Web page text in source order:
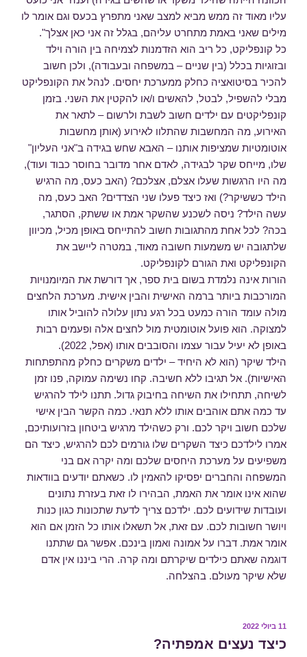
עליו מאוד זה ממש מביא למצב שאני מתפרץ בכעס וגם אומר לו
מילים שאני באמת מתחרט עליהם, בגלל זה אני כאן אצלך".
כל קונפליקט, כל ריב הוא הזדמנות לצמיחה בין הורה וילד
ובזוגיות בכלל (בין שניים – במשפחה ובעבודה), ולכן חשוב
להכיר בסיטואציה כחלק ממערכת יחסים. לנהל את הקונפליקט
מבלי להשפיל, לבטל, להאשים ו/או להקטין את השני. בזמן
קונפליקטים עם ילדים חשוב לשבת ולרשום – לתאר את
האירוע, מה המחשבות שהתלוו לאירוע (אותן מחשבות
אוטומטיות שמציפות אותנו – האבא שחש בגידה ב"אני העליון"
שלו, מייחס שקר לבגידה, לאדם אחר מדובר בחוסר כבוד ועוד),
מה היו הרגשות שעלו אצלם, אצלכם? (האב כעס, מה הרגיש
הילד כששיקר?) ואז כיצד פעלו שני הצדדים? האב כעס, מה
עשה הילד? ניסה לשכנע שהשקר אמת או ששתק, הסתגר,
בכה? לכל אחת מהתגובות חשוב להתייחס באופן מכיל, מכיוון
שלתגובה יש משמעות חשובה מאוד, במטרה ליישב את
הקונפליקט ואת הגורם לקונפליקט.
הורות אינה נלמדת בשום בית ספר, אך דורשת את המיומנויות
המורכבות ביותר ברמה האישית והבין אישית. מערכת הלחצים
מולה עומד הורה כמעט בכל רגע נתון עלולה להוביל אותו
למצוקה. הוא פועל אוטומטית מול לחצים אלה ופעמים רבות
באופן לא יעיל עבור עצמו והסובבים אותו (אפל, 2022).
הילד שיקר (הוא לא היחיד – ילדים משקרים כחלק מהתפתחות
האישיות). אל תגיבו ללא חשיבה. קחו נשימה עמוקה, פנו זמן
לשיחה, תתחילו את השיחה בחיבוק גדול. תתנו לילד להרגיש
עד כמה אתם אוהבים אותו ללא תנאי. כמה הקשר הבין אישי
שלכם חשוב ויקר לכם. ורק כשהילד מרגיש ביטחון בזרועותיכם,
אמרו לילדכם כיצד השקרים שלו גורמים לכם להרגיש, כיצד הם
משפיעים על מערכת היחסים שלכם ומה יקרה אם בני
המשפחה והחברים יפסיקו להאמין לו. כשאתם יודעים בוודאות
שהוא אינו אומר את האמת, הבהירו לו זאת בעזרת נתונים
ועובדות שידועים לכם. ילדכם צריך לדעת שתכונות כגון כנות
ויושר חשובות לכם. עם זאת, אל תשאלו אותו כל הזמן אם הוא
אומר אמת. דברו על אמונה ואמון בינכם. אפשר גם שתתנו
דוגמה שאתם כילדים שיקרתם ומה קרה. הרי ביננו אין אדם
שלא שיקר מעולם. בהצלחה.
פורסם
11 ביולי 2022
כיצד נעצים אמפתיה?